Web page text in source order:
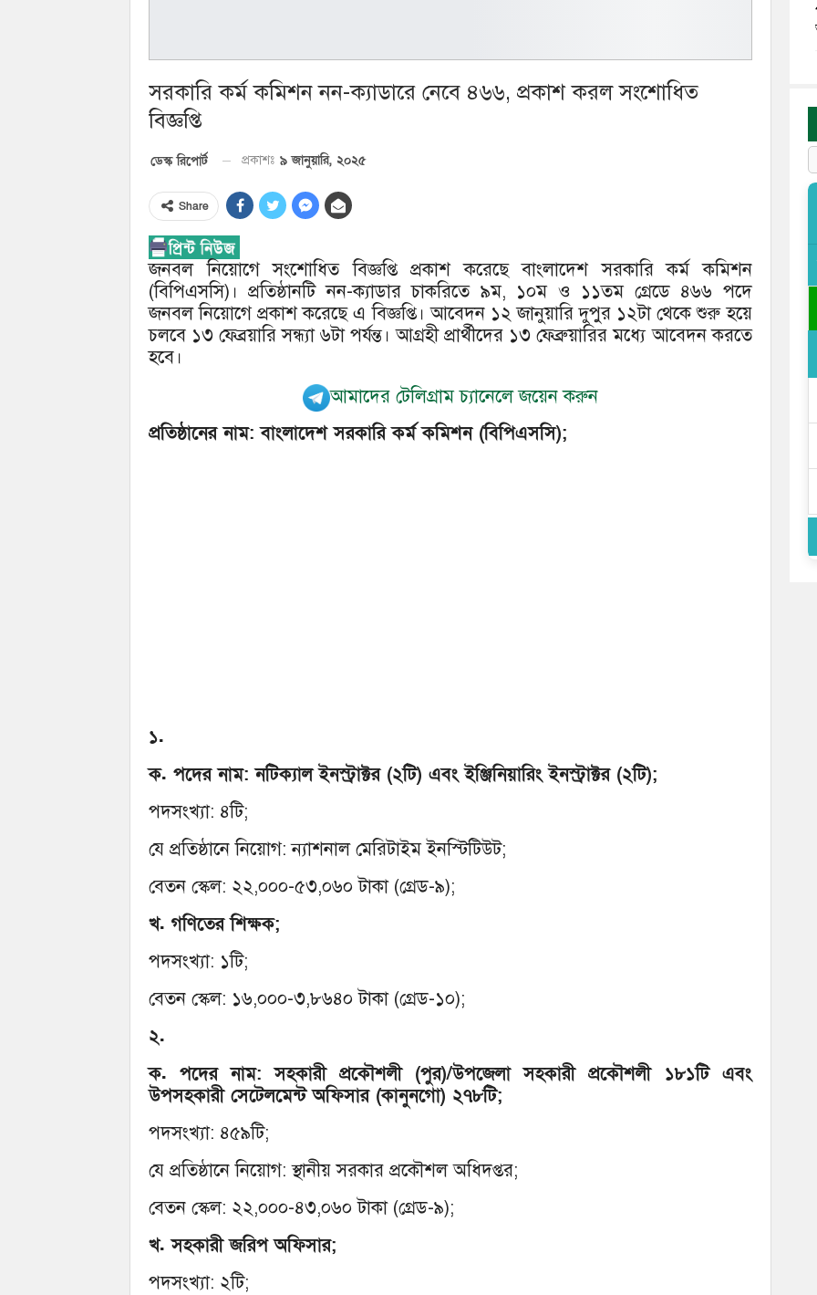
সরকারি কর্ম কমিশন নন-ক্যাডারে নেবে ৪৬৬, প্রকাশ করল সংশোধিত
বিজ্ঞপ্তি
ডেস্ক রিপোর্ট প্রকাশঃ ৯ জানুয়ারি, ২০২৫
Share
জনবল নিয়োগে সংশোধিত বিজ্ঞপ্তি প্রকাশ করেছে বাংলাদেশ সরকারি কর্ম কমিশন
(বিপিএসসি)। প্রতিষ্ঠানটি নন-ক্যাডার চাকরিতে ৯ম, ১০ম ও ১১তম গ্রেডে ৪৬৬ পদে
জনবল নিয়োগে প্রকাশ করেছে এ বিজ্ঞপ্তি। আবেদন ১২ জানুয়ারি দুপুর ১২টা থেকে শুরু হয়ে
চলবে ১৩ ফেব্রয়ারি সন্ধ্যা ৬টা পর্যন্ত। আগ্রহী প্রার্থীদের ১৩ ফেব্রুয়ারির মধ্যে আবেদন করতে
হবে।
আমাদের টেলিগ্রাম চ্যানেলে জয়েন করুন
প্রতিষ্ঠানের নাম: বাংলাদেশ সরকারি কর্ম কমিশন (বিপিএসসি);
১.
ক. পদের নাম: নটিক্যাল ইনস্ট্রাক্টর (২টি) এবং ইঞ্জিনিয়ারিং ইনস্ট্রাক্টর (২টি);
পদসংখ্যা: ৪টি;
যে প্রতিষ্ঠানে নিয়োগ: ন্যাশনাল মেরিটাইম ইনস্টিটিউট;
বেতন স্কেল: ২২,০০০-৫৩,০৬০ টাকা (গ্রেড-৯);
খ. গণিতের শিক্ষক;
পদসংখ্যা: ১টি;
বেতন স্কেল: ১৬,০০০-৩,৮৬৪০ টাকা (গ্রেড-১০);
২.
ক. পদের নাম: সহকারী প্রকৌশলী (পুর)/উপজেলা সহকারী প্রকৌশলী ১৮১টি এবং
উপসহকারী সেটেলমেন্ট অফিসার (কানুনগো) ২৭৮টি;
পদসংখ্যা: ৪৫৯টি;
যে প্রতিষ্ঠানে নিয়োগ: স্থানীয় সরকার প্রকৌশল অধিদপ্তর;
বেতন স্কেল: ২২,০০০-৪৩,০৬০ টাকা (গ্রেড-৯);
খ. সহকারী জরিপ অফিসার;
পদসংখ্যা: ২টি;